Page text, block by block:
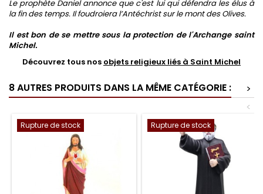
Le prophète Daniel annonce que c'est lui qui défendra les élus à
la fin des temps. Il foudroiera l’Antéchrist sur le mont des Olives.
Il est bon de se mettre sous la protection de l'Archange saint
Michel.
Découvrez tous nos objets religieux liés à Saint Michel
8 AUTRES PRODUITS DANS LA MÊME CATÉGORIE :
>
<
Rupture de stock Rupture de stock